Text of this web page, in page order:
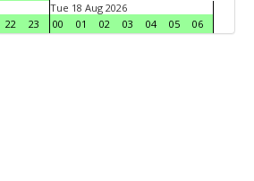
22 23
Tue 18 Aug 2026
00
01 02 03 04 05 06